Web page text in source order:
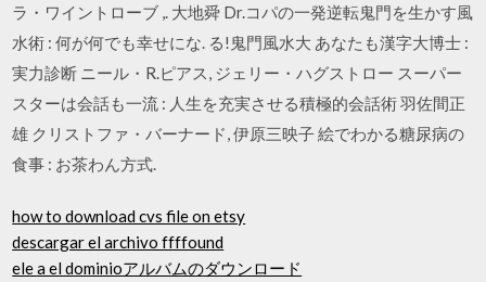
ラ・ワイントローブ ,. 大地舜 Dr.コパの一発逆転鬼門を生かす風
水術 : 何が何でも幸せにな. る!鬼門風水大 あなたも漢字大博士 :
実力診断 ニール・R.ピアス, ジェリー・ハグストロー スーパー
スターは会話も一流 : 人生を充実させる積極的会話術 羽佐間正
雄 クリストファ・バーナード, 伊原三映子 絵でわかる糖尿病の
食事 : お茶わん方式.
how to download cvs file on etsy
descargar el archivo ffffound
ele a el dominioアルバムのダウンロード